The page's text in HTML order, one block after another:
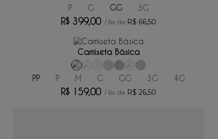
P G GG 3G
R$ 399,00 /6x de R$ 66,50
ADICIONAR AO CARRINHO
Camiseta Básica
PP P M G GG 3G 4G
R$ 159,00 /6x de R$ 26,50